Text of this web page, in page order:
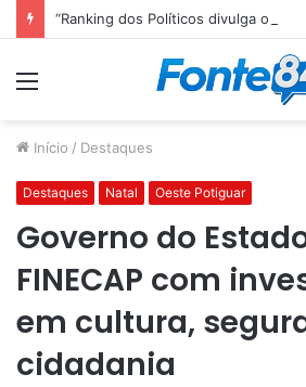
Início / Destaques
Destaques Natal Oeste Potiguar
Governo do
FINECAP com
em cultura,
cidadania